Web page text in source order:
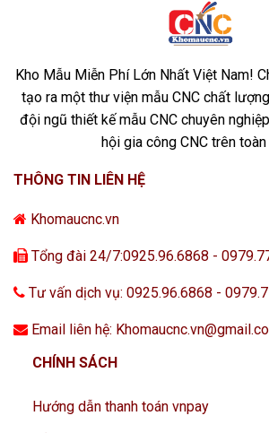
Kho Mẫu Miễn Phí Lớn Nhất Việt Nam!
tạo ra một thư viện mẫu CNC chất
đội ngũ thiết kế mẫu CNC chuyên
hội gia công CNC trên
THÔNG TIN LIÊN HỆ
Khomaucnc.vn
Tổng đài 24/7:0925.96.6868 -
Tư vấn dịch vụ: 0925.96.6868 -
Email liên hệ:
CHÍNH SÁCH
Hướng dẫn thanh toán vnpay